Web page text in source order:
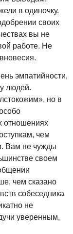
в одиночку.
своих
вы не
работе. Не
эмпатийности,
людей.
но в
отношениях
чем
Вам не чужды
своем
чем сказано
собеседника
не
уверенным,